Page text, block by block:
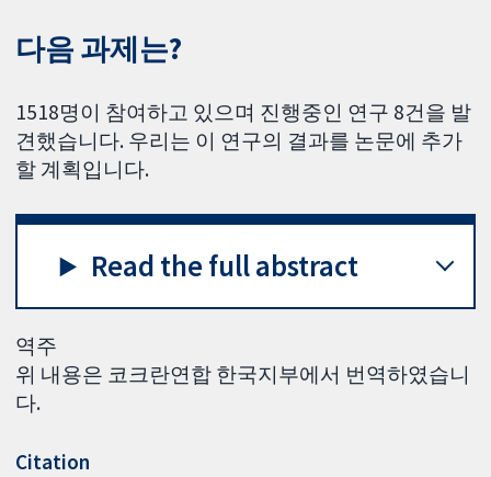
다음 과제는?
1518명이 참여하고 있으며 진행중인 연구 8건을 발
견했습니다. 우리는 이 연구의 결과를 논문에 추가
할 계획입니다.
Read the full abstract
역주
위 내용은 코크란연합 한국지부에서 번역하였습니
다.
Citation